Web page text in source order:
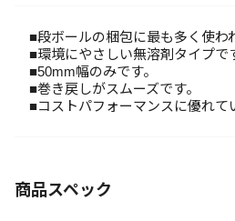
■段ボールの梱包に最も多く使わ
■環境にやさしい無溶剤タイプで
■50mm幅のみです。
■巻き戻しがスムーズです。
■コストパフォーマンスに優れて
商品スペック